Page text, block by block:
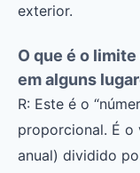
exterior.
O que é o
em alguns
R: Este é o
proporcional. É o
anual) dividido